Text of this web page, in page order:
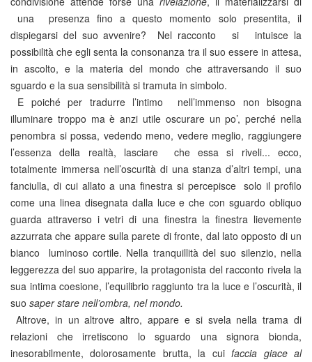
una presenza fino a questo momento solo presentita, il
dispiegarsi del suo avvenire? Nel racconto si intuisce la
possibilità che egli senta la consonanza tra il suo essere in attesa,
in ascolto, e la materia del mondo che attraversando il suo
sguardo e la sua sensibilità si tramuta in simbolo.
E poiché per tradurre l’intimo nell’immenso non bisogna
illuminare troppo ma è anzi utile oscurare un po’, perché nella
penombra si possa, vedendo meno, vedere meglio, raggiungere
l’essenza della realtà, lasciare che essa si riveli... ecco,
totalmente immersa nell’oscurità di una stanza d’altri tempi, una
fanciulla, di cui allato a una finestra si percepisce solo il profilo
come una linea disegnata dalla luce e che con sguardo obliquo
guarda attraverso i vetri di una finestra la finestra lievemente
azzurrata che appare sulla parete di fronte, dal lato opposto di un
bianco luminoso cortile. Nella tranquillità del suo silenzio, nella
leggerezza del suo apparire, la protagonista del racconto rivela la
sua intima coesione, l’equilibrio raggiunto tra la luce e l’oscurità, il
suo saper stare nell’ombra, nel mondo.
Altrove, in un altrove altro, appare e si svela nella trama di
relazioni che irretiscono lo sguardo una signora bionda,
inesorabilmente, dolorosamente brutta, la cuifaccia giace al